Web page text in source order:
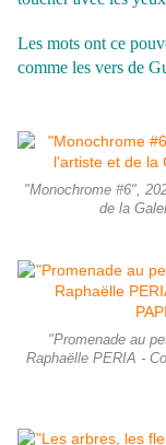
Les mots ont ce
comme les vers de
"Monochrome #6",
de la
"Promenade au
Raphaëlle PERIA -